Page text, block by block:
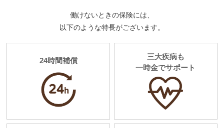
働けないときの保険には、
以下のような特長がございます。
24時間補償
三大疾病も
一時金でサポート